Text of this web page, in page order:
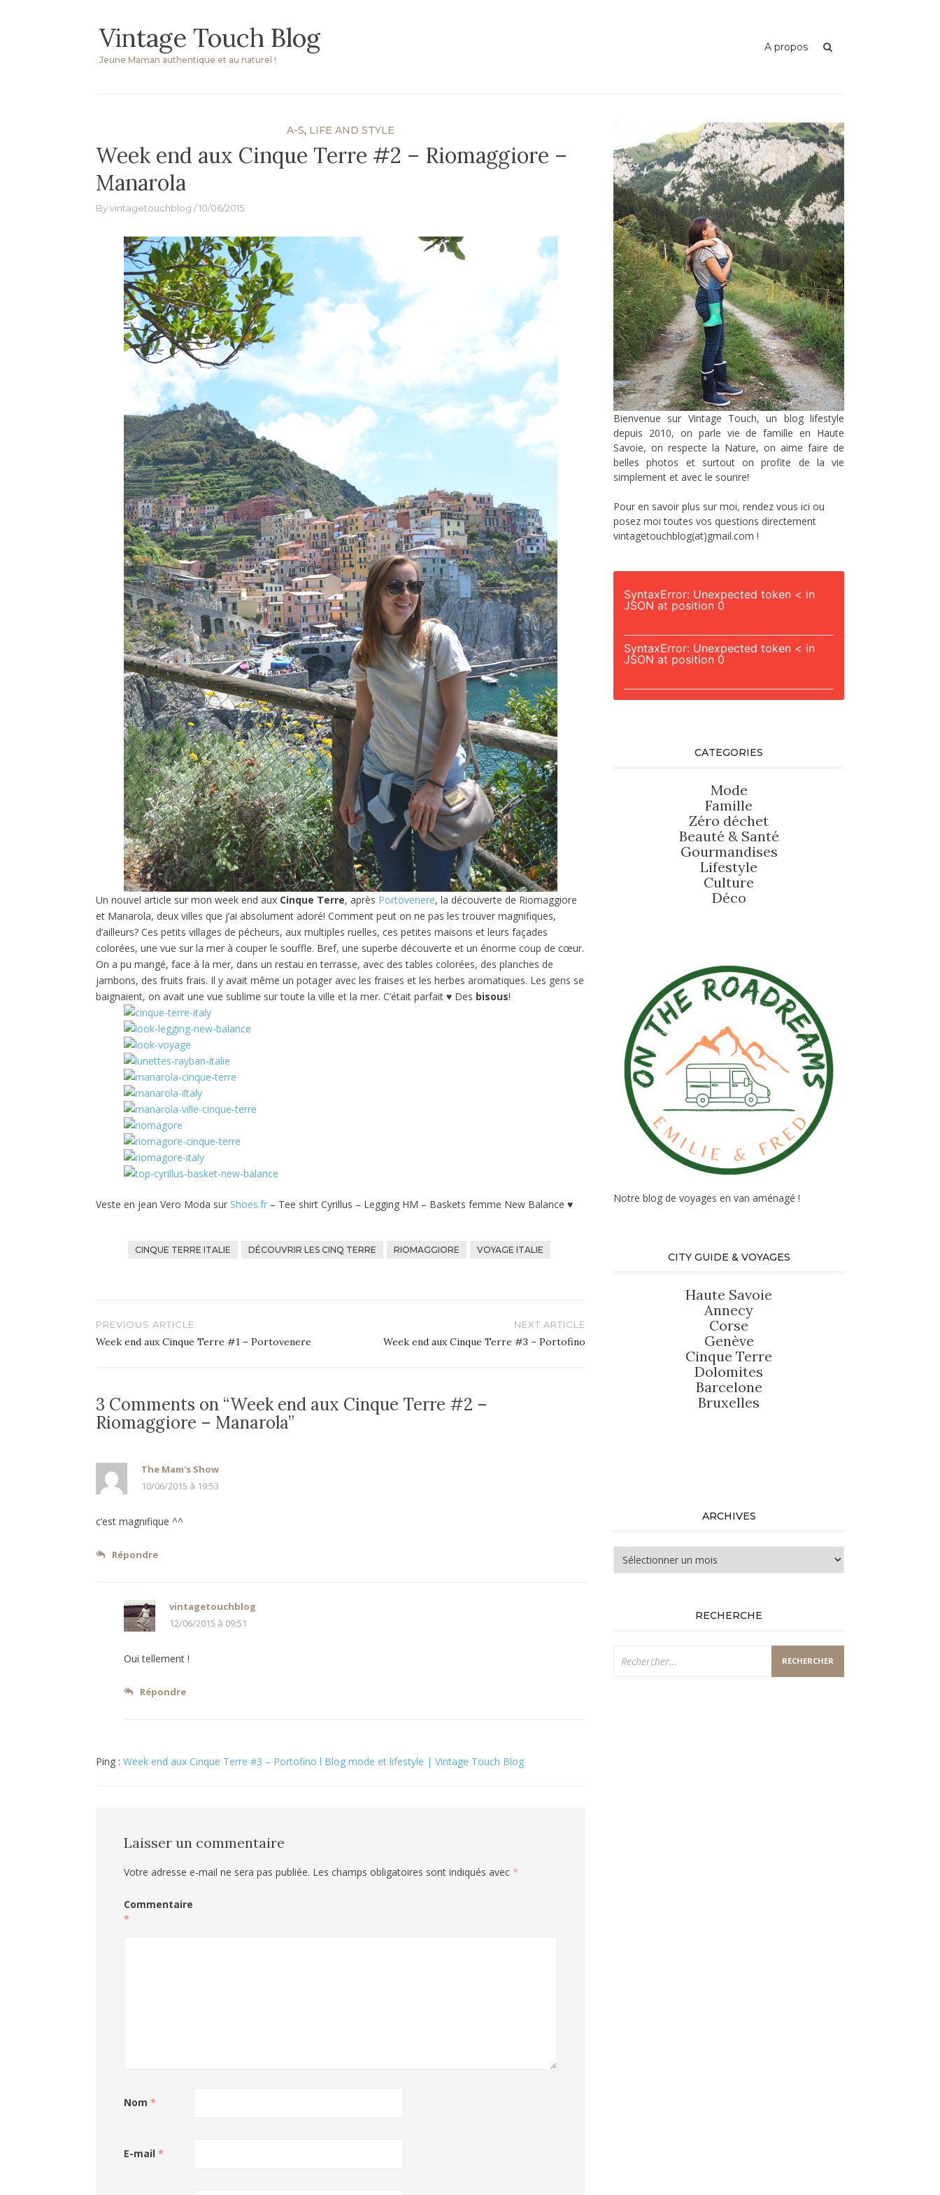
contentVintage Touch Blog
Jeune Maman authentique et au naturel !
A propos
A-S, LIFE AND STYLE
Week end aux Cinque Terre #2 – Riomaggiore –
Manarola
Byvintagetouchblog 10/06/2015
Un nouvel article sur mon week end aux Cinque Terre, après Portovenere, la découverte de Riomaggiore
et Manarola, deux villes que j’ai absolument adoré! Comment peut on ne pas les trouver magnifiques,
d’ailleurs? Ces petits villages de pécheurs, aux multiples ruelles, ces petites maisons et leurs façades
colorées, une vue sur la mer à couper le souffle. Bref, une superbe découverte et un énorme coup de cœur.
On a pu mangé, face à la mer, dans un restau en terrasse, avec des tables colorées, des planches de
jambons, des fruits frais. Il y avait même un potager avec les fraises et les herbes aromatiques. Les gens se
baignaient, on avait une vue sublime sur toute la ville et la mer. C’était parfait ♥ Des bisous!
Veste en jean Vero Moda sur Shoes.fr – Tee shirt Cyrillus – Legging HM – Baskets femme New Balance ♥
CINQUE TERRE ITALIE DÉCOUVRIR LES CINQ TERRE RIOMAGGIORE VOYAGE ITALIE
Navigation
de
PREVIOUS ARTICLE
Week end aux Cinque Terre #1 – Portovenere
NEXT ARTICLE
Week end aux Cinque Terre #3 – Portofino
3 Comments on “Week end aux Cinque Terre #2 –
Riomaggiore – Manarola”
The Mam's Show
10/06/2015 à 19:53
c’est magnifique ^^
Répondre
vintagetouchblog
12/06/2015 à 09:51
Oui tellement !
Répondre
Ping : Week end aux Cinque Terre #3 – Portofino l Blog mode et lifestyle | Vintage Touch Blog
Laisser un commentaire
Votre adresse e-mail ne sera pas publiée. Les champs obligatoires sont indiqués avec *
Commentaire
*
Nom *
E-mail *
Bienvenue sur Vintage Touch, un blog lifestyle
depuis 2010, on parle vie de famille en Haute
Savoie, on respecte la Nature, on aime faire de
belles photos et surtout on profite de la vie
simplement et avec le sourire!
Pour en savoir plus sur moi, rendez vous ici ou
posez moi toutes vos questions directement
vintagetouchblog(at)gmail.com !
SyntaxError: Unexpected token < in
JSON at position 0
SyntaxError: Unexpected token < in
JSON at position 0
CATEGORIES
Mode
Famille
Zéro déchet
Beauté & Santé
Gourmandises
Lifestyle
Culture
Déco
Notre blog de voyages en van aménagé !
CITY GUIDE & VOYAGES
Haute Savoie
Annecy
Corse
Genève
Cinque Terre
Dolomites
Barcelone
Bruxelles
ARCHIVES
Archives
RECHERCHE